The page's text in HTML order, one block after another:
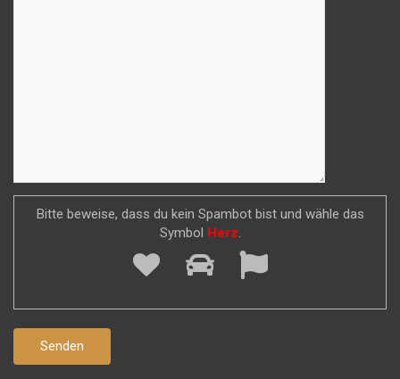
Bitte beweise, dass du kein Spambot bist und wähle das
Symbol Herz.